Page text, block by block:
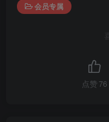
会员专属
点赞 76